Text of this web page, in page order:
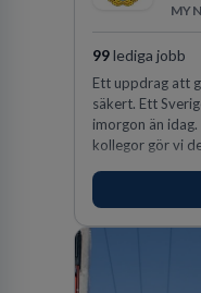
99lediga jobb
Ett uppdrag att
säkert. Ett
imorgon än
kollegor gör vi